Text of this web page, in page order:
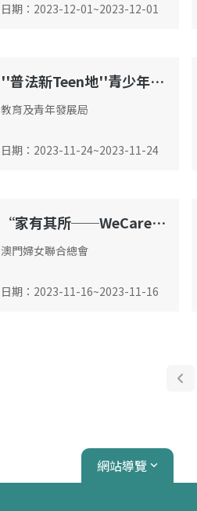
日期 ： 2023-12-01~2023-12-01
會議廳 ''普法新Teen地''青少年法律推廣月系列活動總結禮
教育及青年發展局
日期 ： 2023-11-24~2023-11-24
會議廳 “家有其所──WeCare”系列活動啟動​禮
澳門婦女聯合總會
日期 ： 2023-11-16~2023-11-16
網站導覽